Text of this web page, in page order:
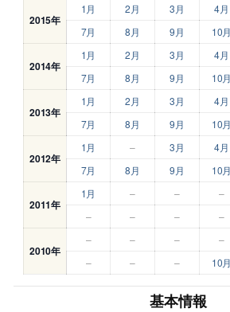
2015年
1月 2月 3月 4月
7月
8月 9月 10月
2014年
1月 2月 3月 4月
7月
8月 9月 10月
2013年
1月 2月 3月 4月
7月
8月 9月 10月
2012年
1月 – 3月 4月
7月
8月 9月 10月
2011年
1月 – – –
–
– – –
2010年
– – – –
–
– – 10月
基本情報